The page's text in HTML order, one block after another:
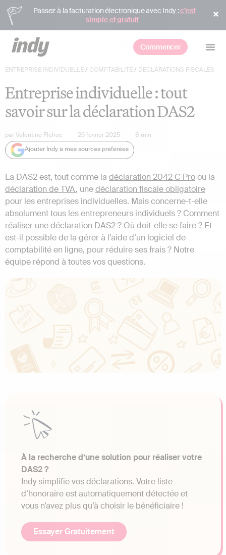
Passez à la facturation électronique avec Indy :c’est
simple et gratuit
Commencer
ENTREPRISE INDIVIDUELLE/ COMPTABILITÉ/ DÉCLARATIONS FISCALES
Entreprise individuelle : tout
savoir sur la déclaration DAS2
parValentine Flehoc 26 février 2025 8 min
Ajouter Indy à mes sources préférées
La DAS2 est, tout comme la déclaration 2042 C Proou la
déclaration de TVA, unedéclaration fiscale obligatoire
pour les entreprises individuelles. Mais concerne-t-elle
absolument tous les entrepreneurs individuels ? Comment
réaliser une déclaration DAS2 ? Où doit-elle se faire ? Et
est-il possible de la gérer à l’aide d’un logiciel de
comptabilité en ligne, pour réduire ses frais ? Notre
équipe répond à toutes vos questions.
À la recherche d’une solution pour réaliser votre
DAS2 ?
Indy simplifie vos déclarations. Votre liste
d’honoraire est automatiquement détectée et
vous n’avez plus qu’à choisir le bénéficiaire !
Essayer Gratuitement